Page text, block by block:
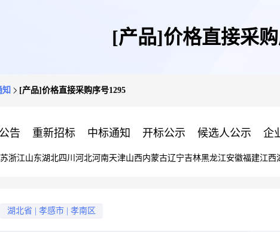
[产品]价格直接采
知 [产品]价格直接采购序号1295
告 重新招标 中标通知 开标公示 候选人公示 企
浙江山东湖北四川 河北河南天津山西内蒙古辽宁吉林黑龙江安徽福建江西
湖北省 孝感市 孝南区